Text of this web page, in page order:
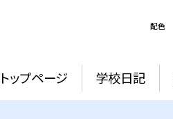
配色
トップページ 学校日記